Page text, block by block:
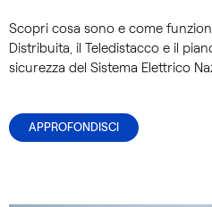
Scopri cosa sono e come
Distribuita, il Teledistacco e il
sicurezza del Sistema Elettrico
APPROFONDISCI